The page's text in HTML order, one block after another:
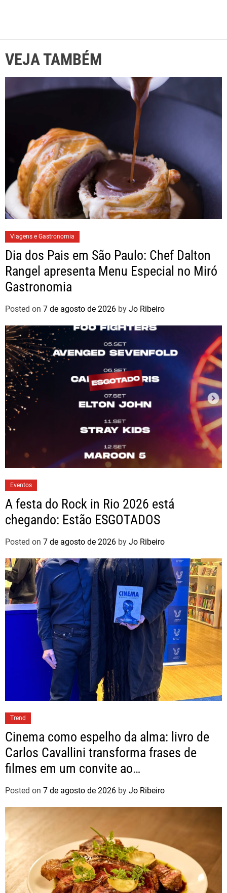
VEJA TAMBÉM
Viagens e Gastronomia
Dia dos Pais em São Paulo: Chef Dalton
Rangel apresenta Menu Especial no Miró
Gastronomia
Posted on 7 de agosto de 2026 by Jo Ribeiro
Eventos
A festa do Rock in Rio 2026 está
chegando: Estão ESGOTADOS
Posted on 7 de agosto de 2026 by Jo Ribeiro
Trend
Cinema como espelho da alma: livro de
Carlos Cavallini transforma frases de
filmes em um convite ao
autoconhecimento
Posted on 7 de agosto de 2026 by Jo Ribeiro